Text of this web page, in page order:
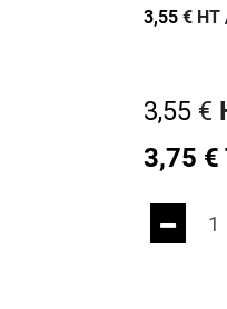
3,55 €
3,55 €
3,75 €